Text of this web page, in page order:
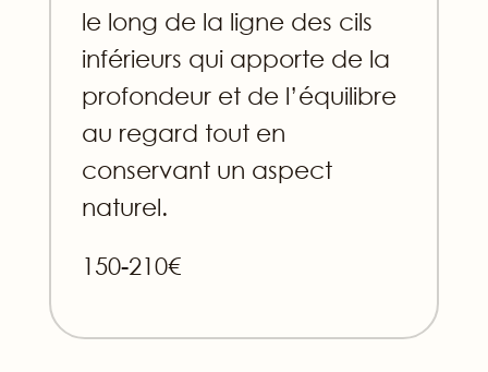
le long de la ligne des cils
inférieurs qui apporte de la
profondeur et de l’équilibre
au regard tout en
conservant un aspect
naturel.
150-210€